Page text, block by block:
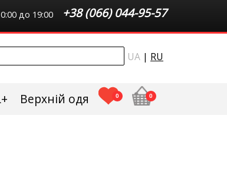
+38 (066) 044-95-57
до 19:00
UA | RU
Верхній одяг плюс сайз
0 0